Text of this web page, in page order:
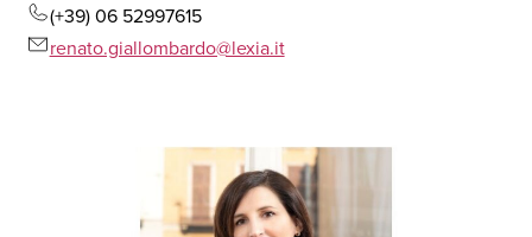
(+39) 06 52997615
renato.giallombardo@lexia.it